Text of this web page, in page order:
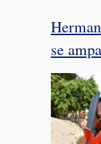
se